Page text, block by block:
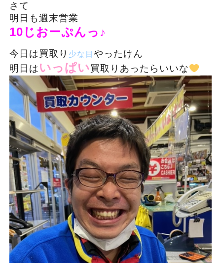
さて
明日も週末営業
10じおーぷんっ♪
今日は買取り 少な目 やったけん
明日はいっぱい買取りあったらいいな